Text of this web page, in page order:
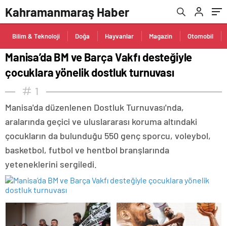
Kahramanmaraş Haber
Bilim & Teknoloji Doğa Hayvanlar Magazin Otomobil
Manisa’da BM ve Barça Vakfı desteğiyle
çocuklara yönelik dostluk turnuvası
1
Manisa'da düzenlenen Dostluk Turnuvası'nda,
aralarında geçici ve uluslararası koruma altındaki
çocukların da bulunduğu 550 genç sporcu, voleybol,
basketbol, futbol ve hentbol branşlarında
yeteneklerini sergiledi.